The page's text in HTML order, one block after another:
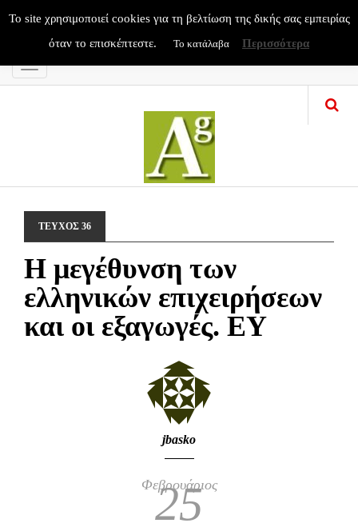
Menu
ΤΕΥΧΟΣ 36
Η μεγέθυνση των
ελληνικών επιχειρήσεων
και οι εξαγωγές. ΕΥ
jbasko
Φεβρουάριος
25
To site χρησιμοποιεί cookies για τη βελτίωση της δικής σας εμπειρίας
όταν το επισκέπτεστε.
Το κατάλαβα Περισσότερα